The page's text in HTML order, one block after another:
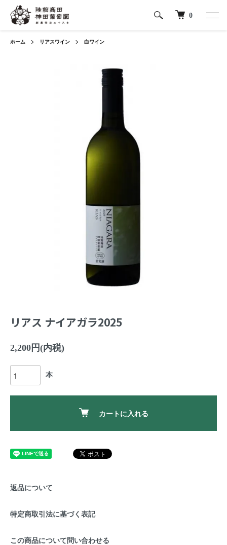
0
ホーム リアスワイン 白ワイン
リアス ナイアガラ2025
2,200円(内税)
本
カートに入れる
返品について
特定商取引法に基づく表記
この商品について問い合わせる